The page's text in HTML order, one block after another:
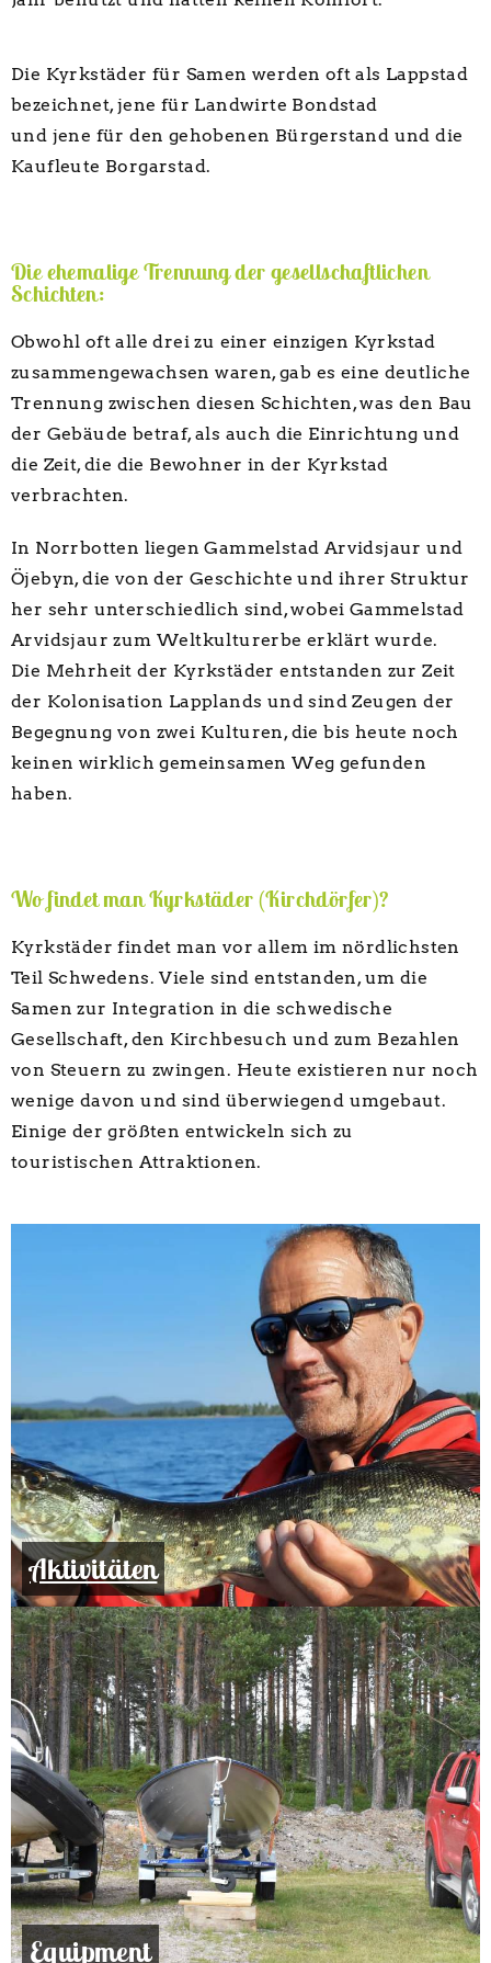
Die Kyrkstäder für Samen werden oft als Lappstad
bezeichnet, jene für Landwirte Bondstad
und jene für den gehobenen Bürgerstand und die
Kaufleute Borgarstad.
Die ehemalige Trennung der gesellschaftlichen
Schichten:
Obwohl oft alle drei zu einer einzigen Kyrkstad
zusammengewachsen waren, gab es eine deutliche
Trennung zwischen diesen Schichten, was den Bau
der Gebäude betraf, als auch die Einrichtung und
die Zeit, die die Bewohner in der Kyrkstad
verbrachten.
In Norrbotten liegen Gammelstad Arvidsjaur und
Öjebyn, die von der Geschichte und ihrer Struktur
her sehr unterschiedlich sind, wobei Gammelstad
Arvidsjaur zum Weltkulturerbe erklärt wurde.
Die Mehrheit der Kyrkstäder entstanden zur Zeit
der Kolonisation Lapplands und sind Zeugen der
Begegnung von zwei Kulturen, die bis heute noch
keinen wirklich gemeinsamen Weg gefunden
haben.
Wo findet man Kyrkstäder (Kirchdörfer)?
Kyrkstäder findet man vor allem im nördlichsten
Teil Schwedens. Viele sind entstanden, um die
Samen zur Integration in die schwedische
Gesellschaft, den Kirchbesuch und zum Bezahlen
von Steuern zu zwingen. Heute existieren nur noch
wenige davon und sind überwiegend umgebaut.
Einige der größten entwickeln sich zu
touristischen Attraktionen.
Aktivitäten
Equipment